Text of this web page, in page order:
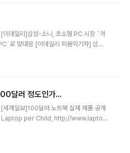
다.”); } If (a < b) { System...
데일리]삼성-소니, 초소형 PC 시장 `격
로 맞대응 [이데일리 피용익기자] 삼성
PC(UMPC) `센스Q1`과 포켓용 PC `바
터 본격 판매에 들어갔다. `센스Q1`은
3사가 공동으로 개발했다는 점에서 출시
출시 한 달도 안 돼 300..
달러 정도인가...
계일보]100달러 노트북 실제 제품 공개
Laptop per Child, http://www.lapto
‘100달러 노트북’ 시제품을 전격 공개